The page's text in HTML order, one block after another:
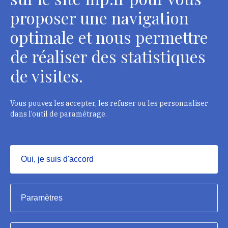
Contacts
Département des restaurateurs
124 rue Henri Barbusse - 93300 Aubervilliers
Contacts
Institut national du patrimoine, 2023
Mentions légales
proposer une navigation
optimale et nous permettre
de réaliser des statistiques
de visites.
Vous pouvez les accepter, les refuser ou les personnaliser
dans l’outil de paramétrage.
Oui, je suis d'accord
Masquer
Paramètres